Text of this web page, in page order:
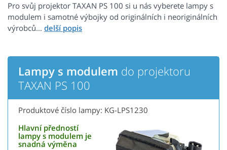
Pro svůj projektor TAXAN PS 100 si u nás vyberete lampy s
modulem i samotné výbojky od originálních i neoriginálních
výrobců...
Lampy s modulem do projektoru
TAXAN PS 100
Produktové číslo lampy: KG-LPS1230
Hlavní předností
lampy s modulem je
snadná výměna